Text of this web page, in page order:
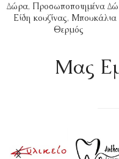
Δώρα, Προσωποποιημένα
Είδη κουζίνας, Μπουκάλια
Θερμός
Mας